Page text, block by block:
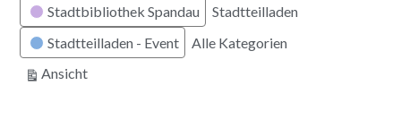
Stadtbibliothek Spandau
Stadtteilladen
Stadtteilladen - Event
Alle Kategorien
Ansichtausdrucken